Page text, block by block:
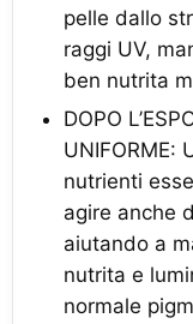
pelle dallo
raggi UV,
ben nutrita
DOPO
UNIFORME:
nutrienti
agire anche
aiutando a
nutrita e
normale